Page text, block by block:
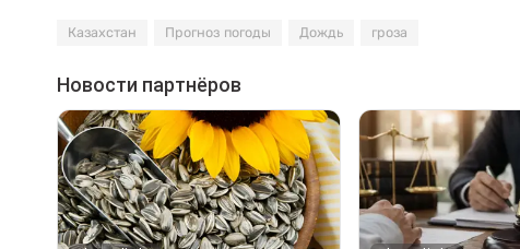
Казахстан Прогноз погоды Дождь гроза